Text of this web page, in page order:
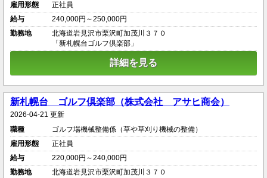
雇用形態
正社員
給与
240,000円～250,000円
勤務地
北海道岩見沢市栗沢町加茂川３７０
「新札幌台ゴルフ倶楽部」
詳細を見る
新札幌台 ゴルフ倶楽部（株式会社 アサヒ商会）
2026-04-21 更新
職種
ゴルフ場機械整備係（草や草刈り機械の整備）
雇用形態
正社員
給与
220,000円～240,000円
勤務地
北海道岩見沢市栗沢町加茂川３７０